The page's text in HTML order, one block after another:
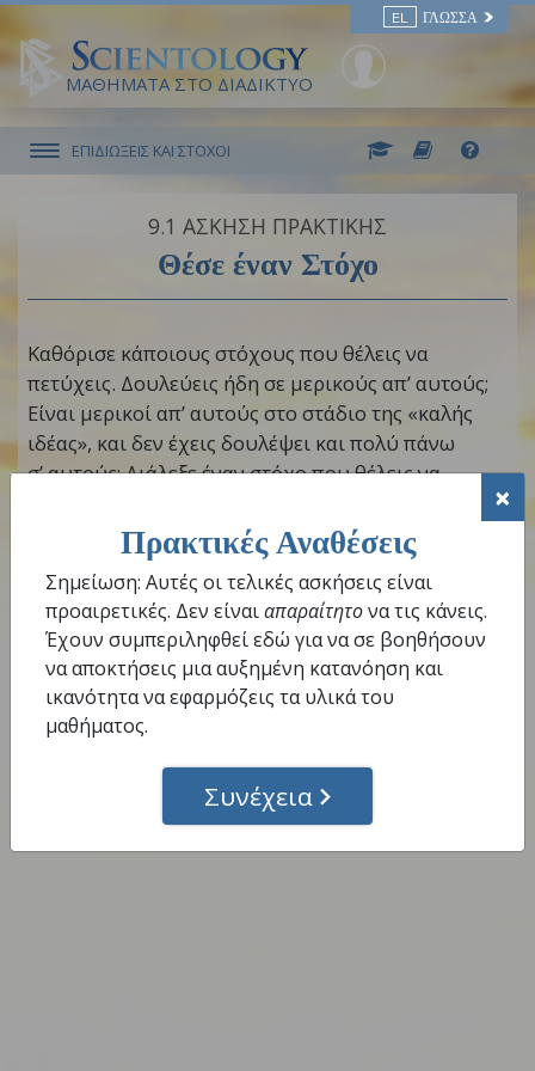
EL ΓΛΏΣΣΑ
ΜΑΘΗΜΑΤΑ ΣΤΟ ΔΙΑΔΙΚΤΥΟ
×
Πρακτικές Αναθέσεις
Σημείωση: Αυτές οι τελικές ασκήσεις είναι
προαιρετικές. Δεν είναιαπαραίτητονα τις κάνεις.
Έχουν συμπεριληφθεί εδώ για να σε βοηθήσουν
να αποκτήσεις μια αυξημένη κατανόηση και
ικανότητα να εφαρμόζεις τα υλικά του
μαθήματος.
Συνέχεια
ΕΠΙΔΙΩΞΕΙΣ ΚΑΙ ΣΤΟΧΟΙ
9.‎1 ΑΣΚΗΣΗ ΠΡΑΚΤΙΚΗΣ
Θέσε έναν Στόχο
Καθόρισε κάποιους στόχους που θέλεις να
πετύχεις. Δουλεύεις ήδη σε μερικούς απ’ αυτούς;
Είναι μερικοί απ’ αυτούς στο στάδιο της «καλής
ιδέας», και δεν έχεις δουλέψει και πολύ πάνω
σ’ αυτούς; Διάλεξε έναν στόχο που θέλεις να
Ολοκλήρωσε Αυτό το Βήμα